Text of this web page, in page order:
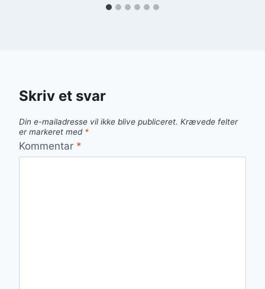
Skriv et svar
Din e-mailadresse vil ikke blive publiceret. Krævede felter
er markeret med *
Kommentar *